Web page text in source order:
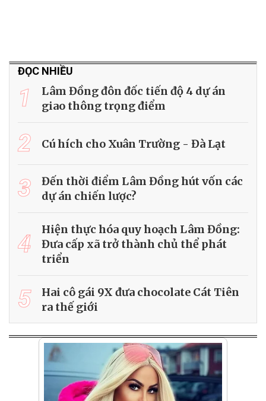
ĐỌC NHIỀU
1
Lâm Đồng đôn đốc tiến độ 4 dự án
giao thông trọng điểm
2 Cú hích cho Xuân Trường - Đà Lạt
3
Đến thời điểm Lâm Đồng hút vốn các
dự án chiến lược?
4
Hiện thực hóa quy hoạch Lâm Đồng:
Đưa cấp xã trở thành chủ thể phát
triển
5
Hai cô gái 9X đưa chocolate Cát Tiên
ra thế giới